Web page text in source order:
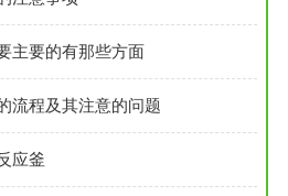
主要的有那些方面
流程及其注意的问题
应釜